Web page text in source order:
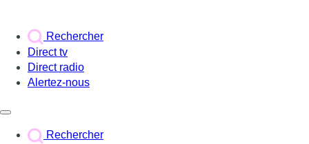
Rechercher
Direct tv
Direct radio
Alertez-nous
Rechercher